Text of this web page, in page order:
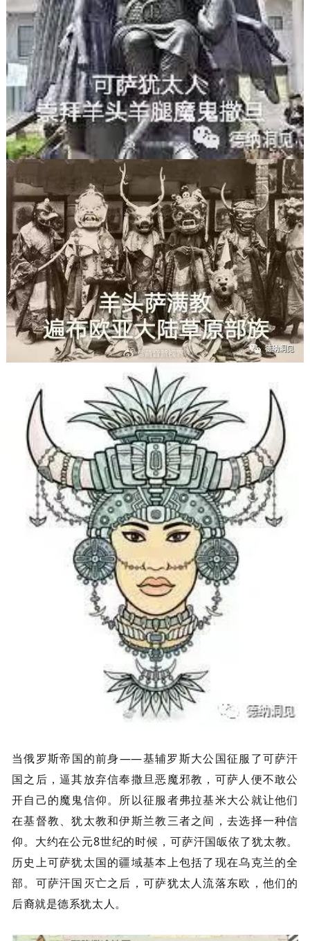
当俄罗斯帝国的前身——基辅罗斯大公国征服了可萨汗
国之后，逼其放弃信奉撒旦恶魔邪教，可萨人便不敢公
开自己的魔鬼信仰。所以征服者弗拉基米大公就让他们
在基督教、犹太教和伊斯兰教三者之间，去选择一种信
仰。大约在公元8世纪的时候，可萨汗国皈依了犹太教。
历史上可萨犹太国的疆域基本上包括了现在乌克兰的全
部。可萨汗国灭亡之后，可萨犹太人流落东欧，他们的
后裔就是德系犹太人。